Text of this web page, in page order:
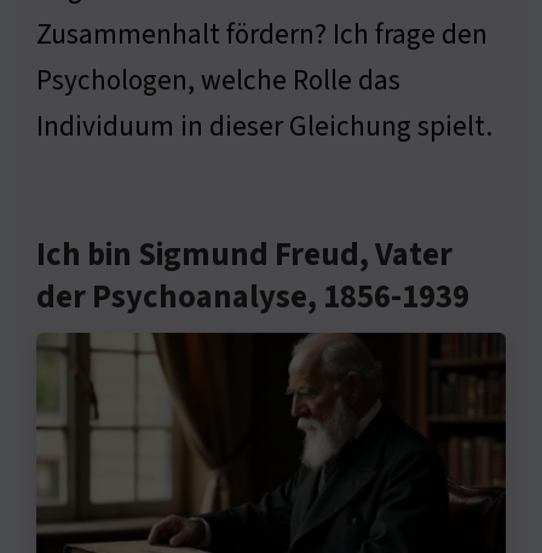
Zusammenhalt fördern? Ich frage den
Psychologen, welche Rolle das
Individuum in dieser Gleichung spielt.
Ich bin Sigmund Freud, Vater
der Psychoanalyse, 1856-1939